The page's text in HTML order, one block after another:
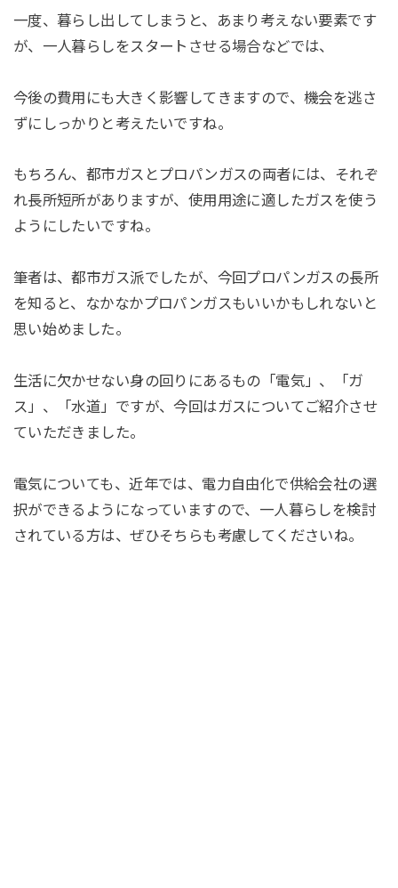
一度、暮らし出してしまうと、あまり考えない要素です
が、一人暮らしをスタートさせる場合などでは、
今後の費用にも大きく影響してきますので、機会を逃さ
ずにしっかりと考えたいですね。
もちろん、都市ガスとプロパンガスの両者には、それぞ
れ長所短所がありますが、使用用途に適したガスを使う
ようにしたいですね。
筆者は、都市ガス派でしたが、今回プロパンガスの長所
を知ると、なかなかプロパンガスもいいかもしれないと
思い始めました。
生活に欠かせない身の回りにあるもの「電気」、「ガ
ス」、「水道」ですが、今回はガスについてご紹介させ
ていただきました。
電気についても、近年では、電力自由化で供給会社の選
択ができるようになっていますので、一人暮らしを検討
されている方は、ぜひそちらも考慮してくださいね。